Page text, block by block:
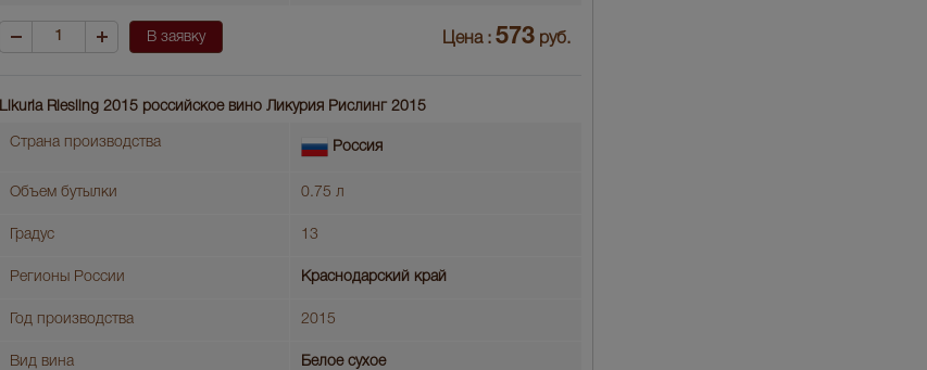
В заявку Цена : 573 руб.
Likuria Riesling 2015 российское вино Ликурия Рислинг 2015
Страна производства Россия
Объем бутылки 0.75 л
Градус 13
Регионы России Краснодарский край
Год производства 2015
Вид вина Белое сухое